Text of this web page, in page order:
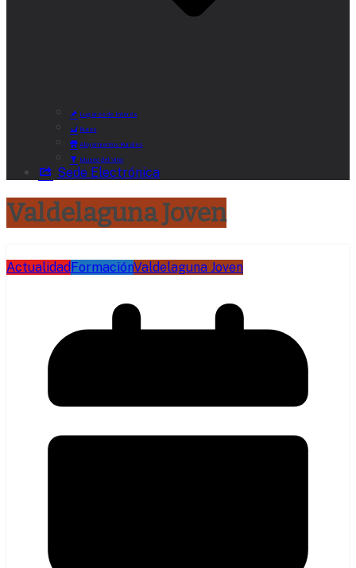
Lugares de Interés
Rutas
Alojamientos Rurales
Museo del Vino
Sede Electrónica
Valdelaguna Joven
Actualidad FormaciónValdelaguna Joven